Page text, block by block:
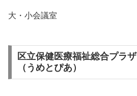
大・小会議室
区立保健医療福祉総合プラザ
（うめとぴあ）